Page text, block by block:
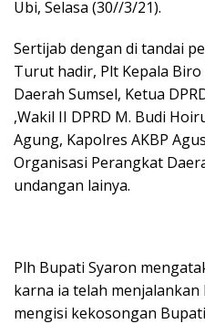
Ubi, Selasa (30//3/21).
Sertijab dengan di tandai
Turut hadir, Plt Kepala
Daerah Sumsel, Ketua
,Wakil II DPRD M. Budi
Agung, Kapolres AKBP
Organisasi Perangkat
undangan lainya.
Plh Bupati Syaron
karna ia telah menjalankan
mengisi kekosongan Bupati